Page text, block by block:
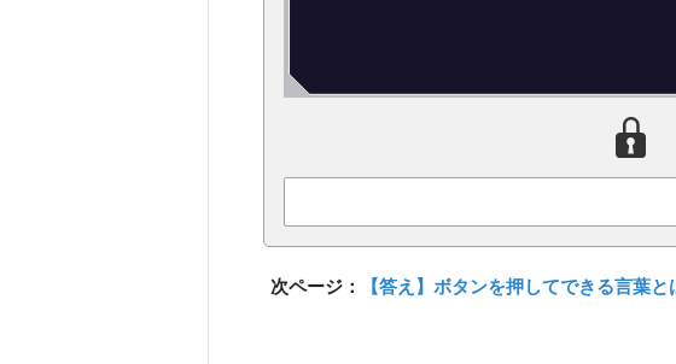
次ページ： 【答え】ボタンを押してできる言葉